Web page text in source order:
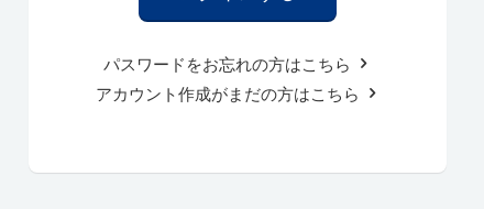
パスワードをお忘れの方はこちら
アカウント作成がまだの方はこちら